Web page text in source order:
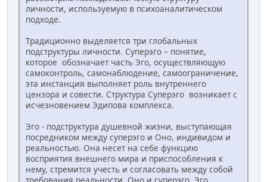
личности, используемую в психоаналитическом
подходе.
Традиционно выделяется три глобальных
подструктуры личности. Суперэго – понятие,
которое обозначает часть Эго, осуществляющую
самоконтроль, самонаблюдение, самоограничение,
эта инстанция выполняет роль внутреннего
цензора и совести. Структура Суперэго возникает с
исчезновением Эдипова комплекса.
Эго - подструктура душевной жизни, выступающая
посредником между суперэго и Оно, индивидом и
реальностью. Она несет на себе функцию
восприятия внешнего мира и приспособления к
нему, стремится учесть и согласовать между собой